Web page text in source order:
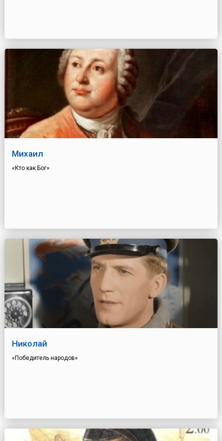
Михаил
«Кто как Бог»
Николай
«Победитель народов»